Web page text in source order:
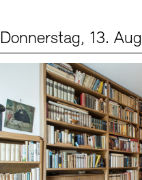
Donnerstag, 13. Aug